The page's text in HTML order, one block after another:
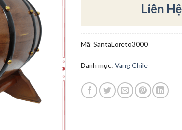
Liên Hệ
Mã: SantaLoreto3000
Danh mục: Vang Chile